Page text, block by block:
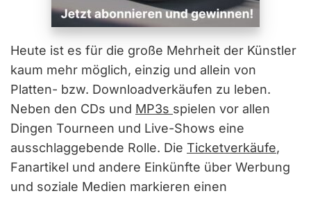
Heute ist es für die große Mehrheit der Künstler
kaum mehr möglich, einzig und allein von
Platten- bzw. Downloadverkäufen zu leben.
Neben den CDs und MP3s spielen vor allen
Dingen Tourneen und Live-Shows eine
ausschlaggebende Rolle. Die Ticketverkäufe,
Fanartikel und andere Einkünfte über Werbung
und soziale Medien markieren einen